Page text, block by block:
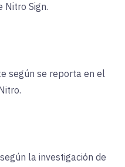
Nitro Sign.
según se reporta en el
la investigación de